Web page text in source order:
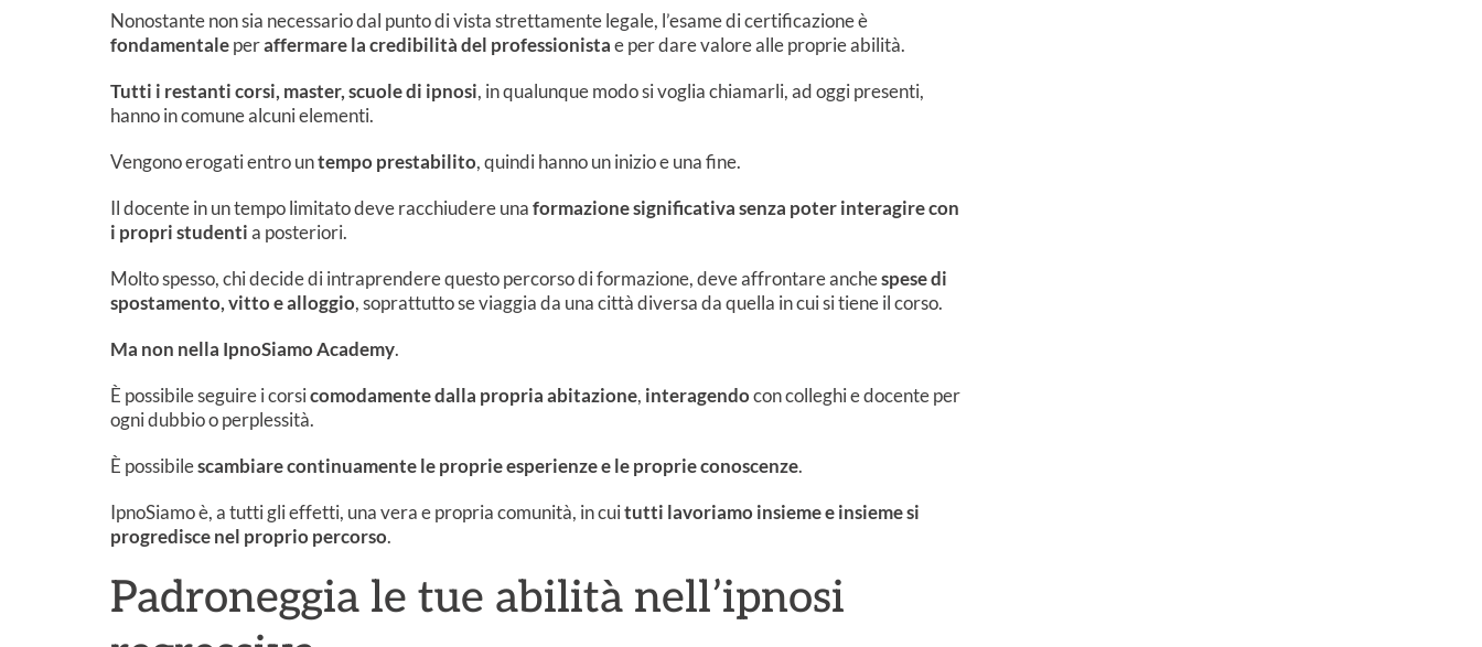
Nonostante non sia necessario dal punto di vista strettamente legale, l’esame di certificazione è
fondamentaleperaffermare la credibilità del professionistae per dare valore alle proprie abilità.
Tutti i restanticorsi, master, scuole di ipnosi, in qualunque modo si voglia chiamarli, ad oggi presenti,
hanno in comune alcuni elementi.
Vengono erogati entro untempo prestabilito, quindi hanno un inizio e una fine.
Il docente in un tempo limitato deve racchiudere unaformazione significativa senza poter interagire con
i propri studentia posteriori.
Molto spesso, chi decide di intraprendere questo percorso di formazione, deve affrontare anchespese di
spostamento, vitto e alloggio, soprattutto se viaggia da una città diversa da quella in cui si tiene il corso.
Ma non nella IpnoSiamo Academy.
È possibile seguire i corsicomodamente dalla propria abitazione, interagendocon colleghi e docente per
ogni dubbio o perplessità.
È possibilescambiare continuamente le proprie esperienze e le proprie conoscenze.
IpnoSiamo è, a tutti gli effetti, una vera e propria comunità, in cuitutti lavoriamo insieme e insieme si
progredisce nel proprio percorso.
Padroneggia le tue abilità nell’ipnosi